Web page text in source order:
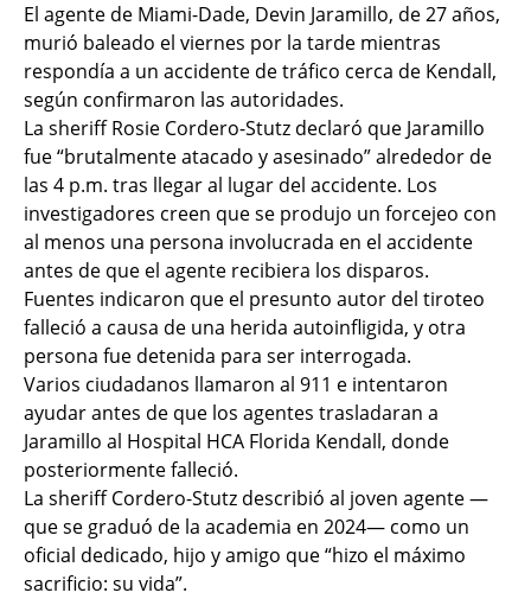
El agente de Miami-Dade, Devin Jaramillo, de 27 años,
murió baleado el viernes por la tarde mientras
respondía a un accidente de tráfico cerca de Kendall,
según confirmaron las autoridades.
La sheriff Rosie Cordero-Stutz declaró que Jaramillo
fue “brutalmente atacado y asesinado” alrededor de
las 4 p.m. tras llegar al lugar del accidente. Los
investigadores creen que se produjo un forcejeo con
al menos una persona involucrada en el accidente
antes de que el agente recibiera los disparos.
Fuentes indicaron que el presunto autor del tiroteo
falleció a causa de una herida autoinfligida, y otra
persona fue detenida para ser interrogada.
Varios ciudadanos llamaron al 911 e intentaron
ayudar antes de que los agentes trasladaran a
Jaramillo al Hospital HCA Florida Kendall, donde
posteriormente falleció.
La sheriff Cordero-Stutz describió al joven agente —
que se graduó de la academia en 2024— como un
oficial dedicado, hijo y amigo que “hizo el máximo
sacrificio: su vida”.